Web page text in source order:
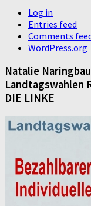
Log in
Entries feed
Comments
WordPress.org
Natalie
Landtagswahlen
DIE LINKE